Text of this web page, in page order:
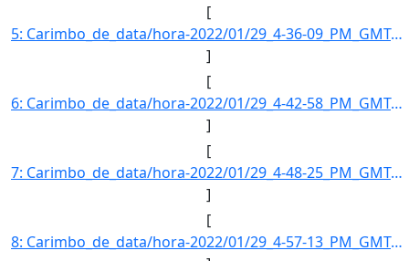
[
5: Carimbo_de_data/hora-2022/01/29_4-36-09_PM_GMT-3-Informe_a_razao_social_da_empresa--Borborema_Transm]
]
[
6: Carimbo_de_data/hora-2022/01/29_4-42-58_PM_GMT-3-Informe_a_razao_social_da_empresa--Ventos_de_Sao_Fe]
]
[
7: Carimbo_de_data/hora-2022/01/29_4-48-25_PM_GMT-3-Informe_a_razao_social_da_empresa--MEZ_2_Energia_S.]
]
[
8: Carimbo_de_data/hora-2022/01/29_4-57-13_PM_GMT-3-Informe_a_razao_social_da_empresa--Ventos_de_Sao_Fe]